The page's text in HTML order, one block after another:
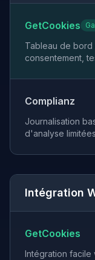
GetCookies
Tableau de
consentement,
Complianz
Journalisation
d'analyse
Intégration
GetCookies
Intégration facile